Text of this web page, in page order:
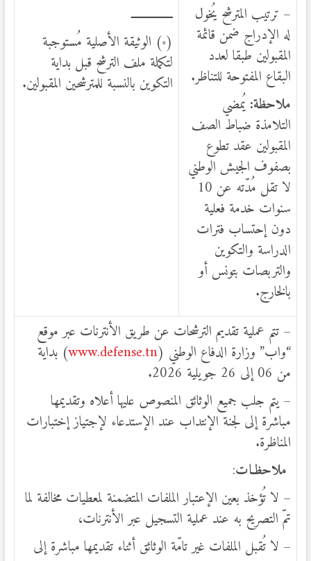
– ترتيب المترشح يُخول
له الإدراج ضمن قائمة
المقبولين طبقا لعدد
البقاع المفتوحة للتناظر.
ملاحظة: يُمضي
التلامذة ضباط الصف
المقبولين عقد تطوع
بصفوف الجيش الوطني
لا تقل مُدّته عن 10
سنوات خدمة فعلية
دون إحتساب فترات
الدراسة والتكوين
والتربصات بتونس أو
بالخارج.
ـــــــــــــــ
(
*) الوثيقة الأصلية مُستوجبة
لتكملة ملف الترشح قبل بداية
التكوين بالنسبة للمترشحين المقبولين.
– تتم عملية تقديم الترشحات عن طريق الأنترنات عبر موقع
“واب” وزارة الدفاع الوطني (www.defense.tn) بداية
من 06 إلى 26 جويلية 2026.
– يتم جلب جميع الوثائق المنصوص عليها أعلاه وتقديمها
مباشرة إلى لجنة الإنتداب عند الإستدعاء لإجتياز إختبارات
المناظرة.
ملاحظـات:
– لا تُؤخذ بعين الإعتبار الملفات المتضمنة لمعطيات مخالفة لما
تمّ التصريح به عند عملية التسجيل عبر الأنترنات،
– لا تُقبل الملفات غير تامّة الوثائق أثناء تقديمها مباشرة إلى